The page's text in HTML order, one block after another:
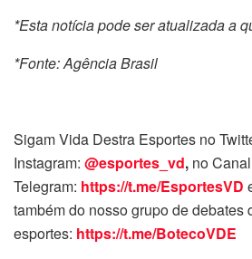
*Esta notícia pode ser atualizada a
*Fonte: Agência Brasil
Sigam Vida Destra Esportes no
Instagram: @esportes_vd, no
Telegram: https://t.me/EsportesVD
também do nosso grupo de debates
esportes: https://t.me/BotecoVDE